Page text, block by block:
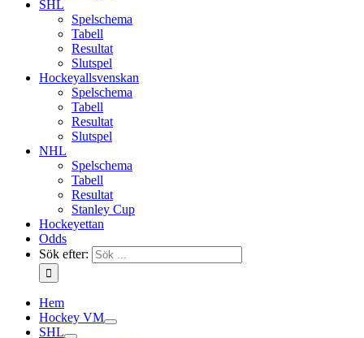
SHL
Spelschema
Tabell
Resultat
Slutspel
Hockeyallsvenskan
Spelschema
Tabell
Resultat
Slutspel
NHL
Spelschema
Tabell
Resultat
Stanley Cup
Hockeyettan
Odds
Sök efter:
Hem
Hockey VM
SHL